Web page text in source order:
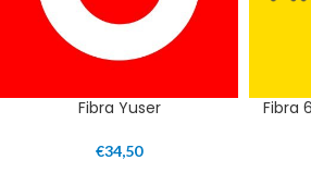
Fibra Yuser
€34,50
Fibra